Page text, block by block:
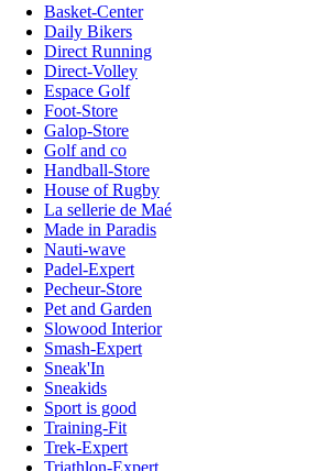
Basket-Center
Daily Bikers
Direct Running
Direct-Volley
Espace Golf
Foot-Store
Galop-Store
Golf and co
Handball-Store
House of Rugby
La sellerie de Maé
Made in Paradis
Nauti-wave
Padel-Expert
Pecheur-Store
Pet and Garden
Slowood Interior
Smash-Expert
Sneak'In
Sneakids
Sport is good
Training-Fit
Trek-Expert
Triathlon-Expert